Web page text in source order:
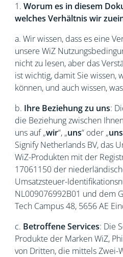
1. Worum es in diesem
welches Verhältnis wir
a. Wir wissen, dass es eine
unsere WiZ
nicht zu lesen, aber das
ist wichtig, damit Sie wissen,
können, und auch wissen,
b. Ihre Beziehung zu uns:
die Beziehung zwischen
uns auf „wir“, „uns“ oder „
Signify Netherlands BV, das
WiZ-Produkten mit der
17061150 der
Umsatzsteuer-
NL009076992B01 und dem
Tech Campus 48, 5656 AE
c. Betroffene Services: Die
Produkte der Marken WiZ,
von Dritten, die mittels Zwei-